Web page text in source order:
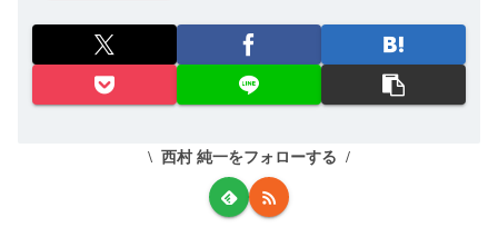
西村 純一をフォローする